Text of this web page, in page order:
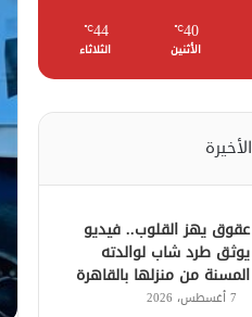
40
℃
الأثنين
44
℃
الثلاثاء
الأخيرة
عقوق يهز القلوب.. فيديو
يوثق طرد شاب لوالدته
المسنة من منزلها بالقاهرة
7 أغسطس، 2026